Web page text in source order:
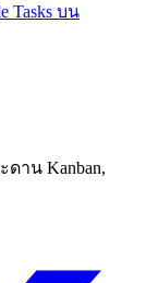
Tasks บน
ดาน Kanban,